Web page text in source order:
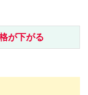
が下がる